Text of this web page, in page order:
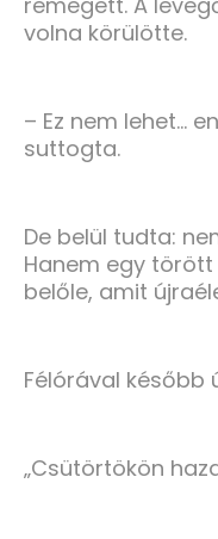
volna körülötte.
– Ez nem lehet…
suttogta.
De belül tudta:
Hanem egy törött
belőle, amit
Félórával később
„Csütörtökön